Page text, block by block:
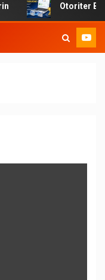
Otoriter